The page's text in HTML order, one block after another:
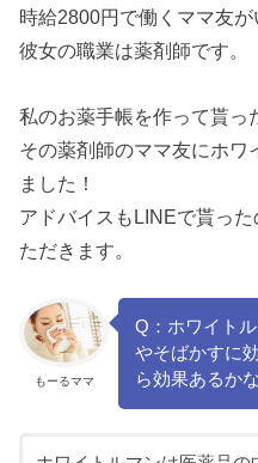
時給2800円で働くママ友が
彼女の職業は薬剤師です。
私のお薬手帳を作って貰っ
その薬剤師のママ友にホワ
ました！
アドバイスもLINEで貰っ
ただきます。
もーるママ
Q：ホワイト
やそばかすに
ら効果あるか